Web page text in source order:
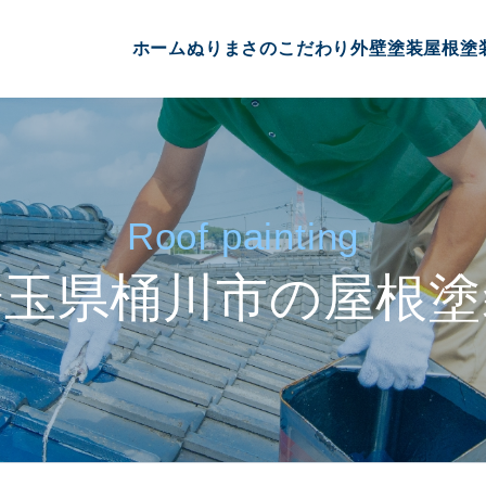
ホームぬりまさのこだわり外壁塗装屋根塗
Roof painting
県桶川市の屋根